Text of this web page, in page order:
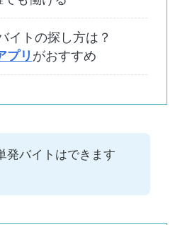
イトの探し方は？
プリ がおすすめ
発バイトはできます